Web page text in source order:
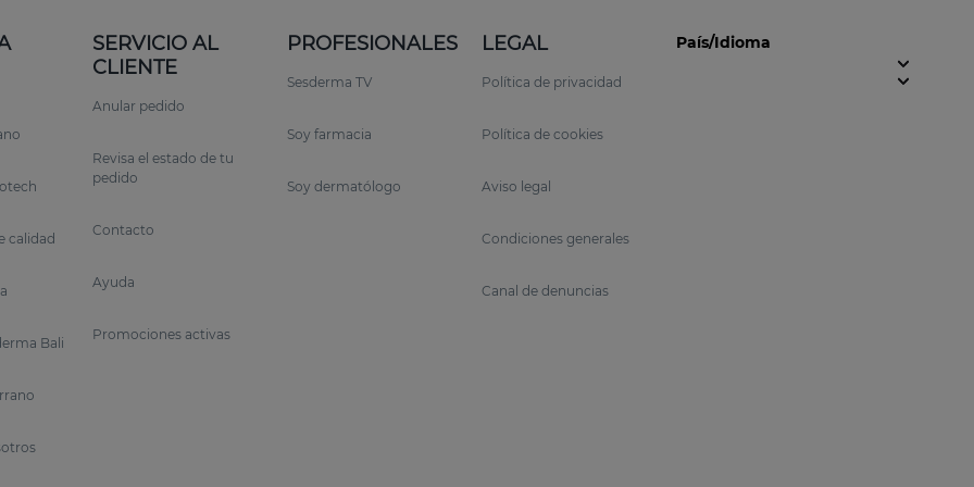
grasa
químicos
respetuoso con el cuero cabelludo
de la densidad capilar.
a mantener el equilibrio del ciclo capilar y fortalecer el entorno del folículo piloso.
calidad
Bali
SERVICIO AL
CLIENTE
Anular pedido
Revisa el estado de tu
pedido
Contacto
Ayuda
Promociones activas
PROFESIONALES
Sesderma TV
Soy farmacia
Soy dermatólogo
LEGAL
Política de privacidad
Política de cookies
Aviso legal
Condiciones generales
Canal de denuncias
País/Idioma